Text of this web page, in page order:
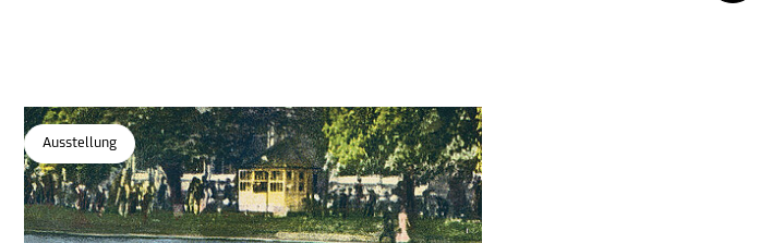
Ausstellung